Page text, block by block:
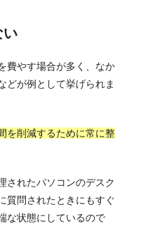
い
費やす場合が多く、なか
どが例として挙げられま
を削減するために常に整
されたパソコンのデスク
質問されたときにもすぐ
な状態にしているので